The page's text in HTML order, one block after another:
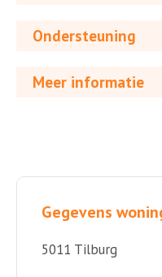
Ondersteuning
Meer informatie
Gegevens
5011 Tilburg